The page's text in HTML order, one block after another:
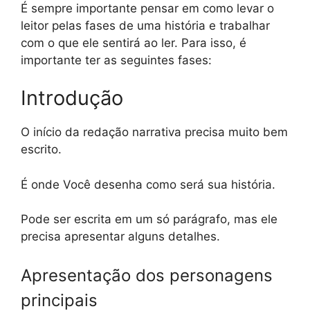
É sempre importante pensar em como levar o
leitor pelas fases de uma história e trabalhar
com o que ele sentirá ao ler. Para isso, é
importante ter as seguintes fases:
Introdução
O início da redação narrativa precisa muito bem
escrito.
É onde Você desenha como será sua história.
Pode ser escrita em um só parágrafo, mas ele
precisa apresentar alguns detalhes.
Apresentação dos personagens
principais